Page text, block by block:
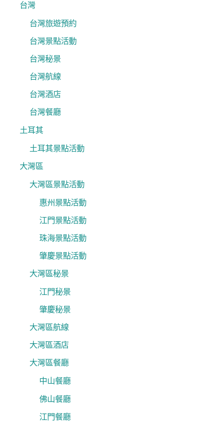
台灣
台灣旅遊預約
台灣景點活動
台灣秘景
台灣航線
台灣酒店
台灣餐廳
土耳其
土耳其景點活動
大灣區
大灣區景點活動
惠州景點活動
江門景點活動
珠海景點活動
肇慶景點活動
大灣區秘景
江門秘景
肇慶秘景
大灣區航線
大灣區酒店
大灣區餐廳
中山餐廳
佛山餐廳
江門餐廳